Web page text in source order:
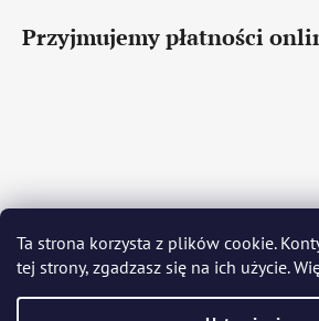
Ta strona korzysta z plików cookie.
tej strony, zgadzasz się na ich użycie.
Przyjmujemy płatności
Język polski Română Italiano
Português Български Hrvatski
Nederlands Українська Ελληνικά